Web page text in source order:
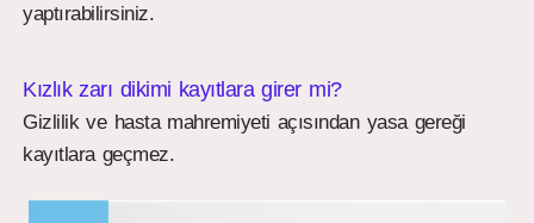
yaptırabilirsiniz.
Kızlık zarı dikimi kayıtlara girer mi?
Gizlilik ve hasta mahremiyeti açısından yasa gereği
kayıtlara geçmez.